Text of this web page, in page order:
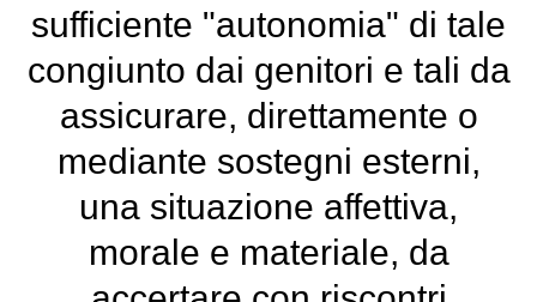
sufficiente "autonomia" di tale
congiunto dai genitori e tali da
assicurare, direttamente o
mediante sostegni esterni,
una situazione affettiva,
morale e materiale, da